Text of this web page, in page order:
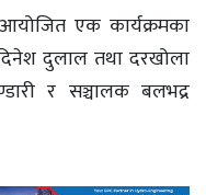
एक कार्यक्रमका
दुलाल तथा दरखोला
र सञ्चालक बलभद्र